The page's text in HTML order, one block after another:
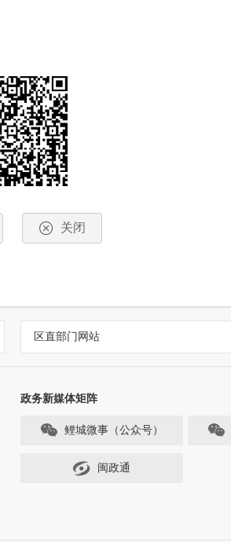
关闭
区直部门网站
政务新媒体矩阵
鲤城微事（公众号）
闽政通